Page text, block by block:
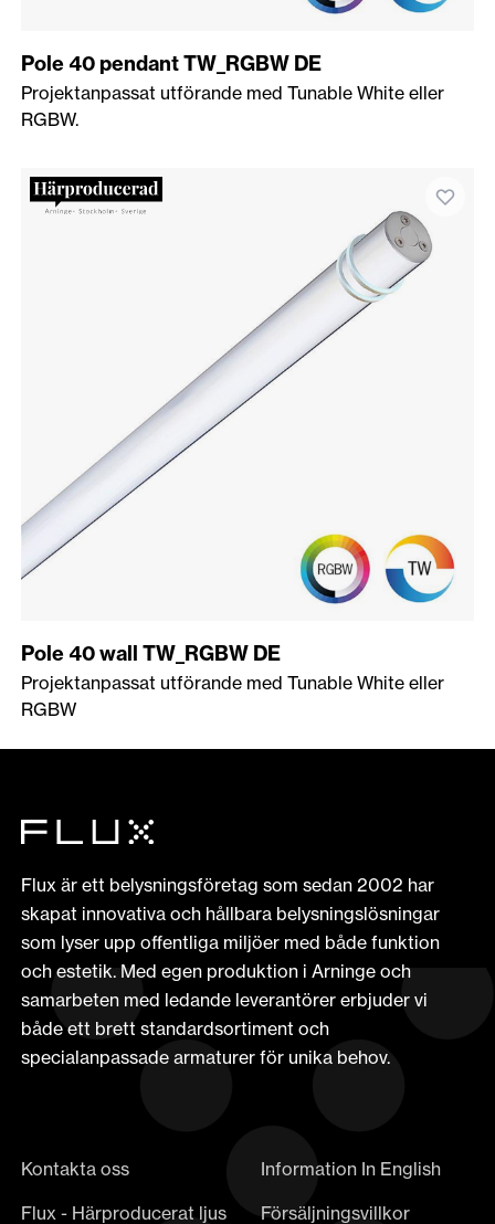
Pole 40 pendant TW_RGBW DE
Projektanpassat utförande med Tunable White eller
RGBW.
Pole 40 wall TW_RGBW DE
Projektanpassat utförande med Tunable White eller
RGBW
Flux är ett belysningsföretag som sedan 2002 har
skapat innovativa och hållbara belysningslösningar
som lyser upp offentliga miljöer med både funktion
och estetik. Med egen produktion i Arninge och
samarbeten med ledande leverantörer erbjuder vi
både ett brett standardsortiment och
specialanpassade armaturer för unika behov.
Kontakta oss
Information In English
Flux - Härproducerat ljus
Försäljningsvillkor